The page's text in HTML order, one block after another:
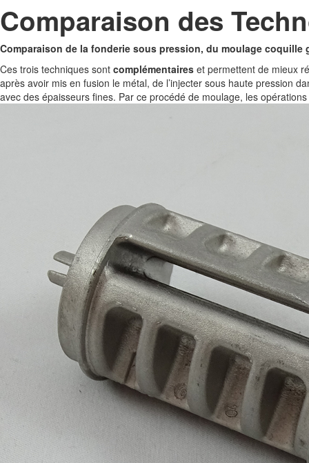
Comparaison des
Comparaison de la fonderie sous pression, du moulage coquille
Ces trois techniques sont complémentaires et permettent de mieux
après avoir mis en fusion le métal, de l’injecter sous haute pression
avec des épaisseurs fines. Par ce procédé de moulage, les